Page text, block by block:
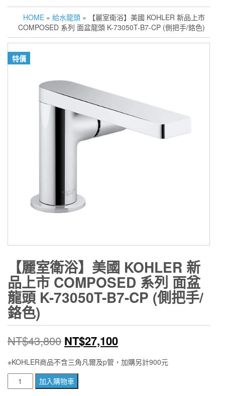
HOME » 給水龍頭 » 【麗室衛浴】美國 KOHLER 新品上市
COMPOSED 系列 面盆龍頭 K-73050T-B7-CP (側把手/鉻色)
特價
【麗室衛浴】美國 KOHLER 新
品上市 COMPOSED 系列 面盆
龍頭 K-73050T-B7-CP (側把手/
鉻色)
NT$43,800 原
始
價
NT$27,100目
前
※KOHLER商品不含三角凡爾及p管，加購另計900元
【麗
室
加入購物車